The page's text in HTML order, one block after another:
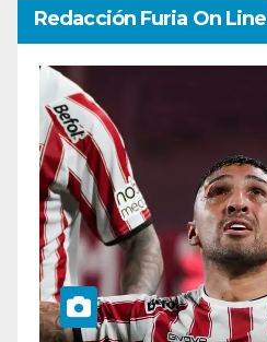
Redacción Furia On Line